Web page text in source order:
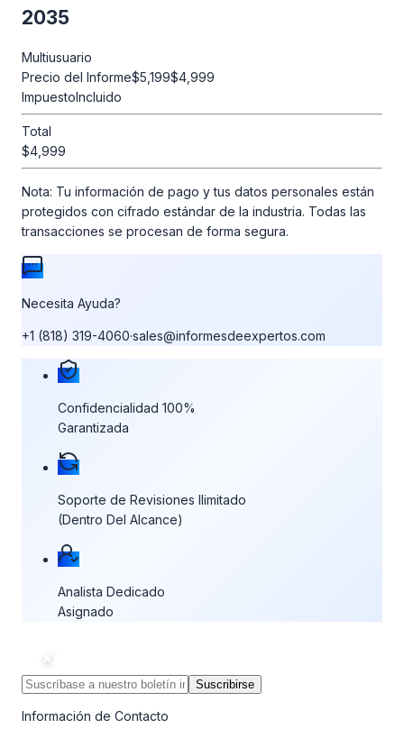
2035
Multiusuario
Precio del Informe$5,199$4,999
ImpuestoIncluido
Total
$4,999
Nota: Tu información de pago y tus datos personales están
protegidos con cifrado estándar de la industria. Todas las
transacciones se procesan de forma segura.
Necesita Ayuda?
+1 (818) 319-4060·sales@informesdeexpertos.com
Nuestras garantías de compra
Confidencialidad 100%
Garantizada
Soporte de Revisiones Ilimitado
(Dentro Del Alcance)
Analista Dedicado
Asignado
Suscribirse
Información de Contacto